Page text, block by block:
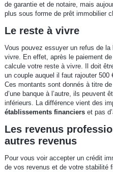
de garantie et de notaire, mais
plus sous forme de prêt immobilier
Le reste à vivre
Vous pouvez essuyer un refus de
vivre. En effet, après le paiement
calcule votre reste à vivre. Il doit
un couple auquel il faut rajouter
Ces montants sont donnés à titre
d’une banque à l’autre, ils peuvent
inférieurs. La différence vient des
établissements financierset pas
Les revenus
autres revenus
Pour vous voir accepter un crédit
de vos revenus et de votre stabilité